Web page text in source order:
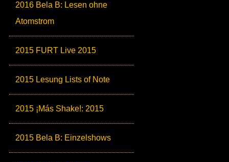
2016 Bela B: Lesen ohne
Atomstrom
2015 FURT Live 2015
2015 Lesung Lists of Note
2015 ¡Más Shake!: 2015
2015 Bela B: Einzelshows